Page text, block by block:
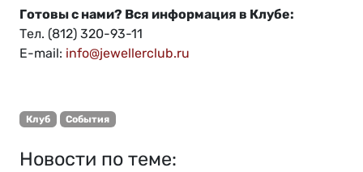
Готовы с нами? Вся информация в Клубе:
Тел. (812) 320-93-11
E-mail: info@jewellerclub.ru
Клуб События
Новости по теме: